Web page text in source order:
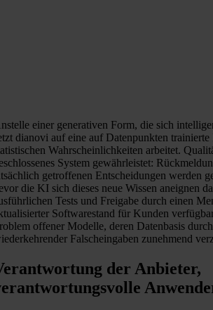
einer generativen Form, die sich
dianovi auf eine auf Datenpunkten
Wahrscheinlichkeiten arbeitet.
System gewährleistet:
getroffenen Entscheidungen werden
die KI sich dieses neue Wissen aneignen
Tests und Freigabe durch einen
Softwarestand für Kunden
offener Modelle, deren Datenbasis
Falscheingaben zunehmend
der Anbieter,